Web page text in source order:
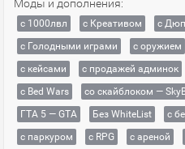
Моды и дополнения:
с 1000лвл c Креативом с
с Голодными играми
с оружием
с кейсами
с продажей админок
с Bed Wars
со скайблоком —
ГТА 5 — GTA
Без WhiteList
с
с паркуром
с RPG с ареной